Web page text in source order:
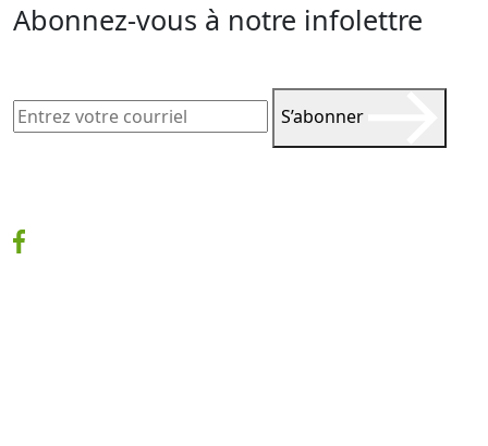
Abonnez-vous à notre infolettre
S’abonner